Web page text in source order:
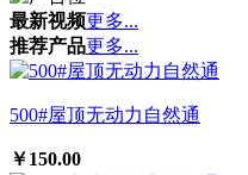
最新视频更多...
推荐产品更多...
500#屋顶无动力自然通
￥150.00